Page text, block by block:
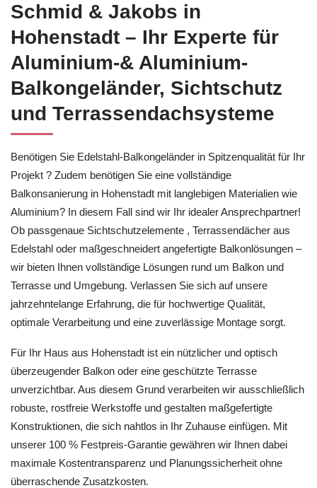
Schmid & Jakobs in
Hohenstadt – Ihr Experte für
Aluminium-& Aluminium-
Balkongeländer, Sichtschutz
und Terrassendachsysteme
Benötigen Sie Edelstahl-Balkongeländer in Spitzenqualität für Ihr
Projekt ? Zudem benötigen Sie eine vollständige
Balkonsanierung in Hohenstadt mit langlebigen Materialien wie
Aluminium? In diesem Fall sind wir Ihr idealer Ansprechpartner!
Ob passgenaue Sichtschutzelemente , Terrassendächer aus
Edelstahl oder maßgeschneidert angefertigte Balkonlösungen –
wir bieten Ihnen vollständige Lösungen rund um Balkon und
Terrasse und Umgebung. Verlassen Sie sich auf unsere
jahrzehntelange Erfahrung, die für hochwertige Qualität,
optimale Verarbeitung und eine zuverlässige Montage sorgt.
Für Ihr Haus aus Hohenstadt ist ein nützlicher und optisch
überzeugender Balkon oder eine geschützte Terrasse
unverzichtbar. Aus diesem Grund verarbeiten wir ausschließlich
robuste, rostfreie Werkstoffe und gestalten maßgefertigte
Konstruktionen, die sich nahtlos in Ihr Zuhause einfügen. Mit
unserer 100 % Festpreis-Garantie gewähren wir Ihnen dabei
maximale Kostentransparenz und Planungssicherheit ohne
überraschende Zusatzkosten.